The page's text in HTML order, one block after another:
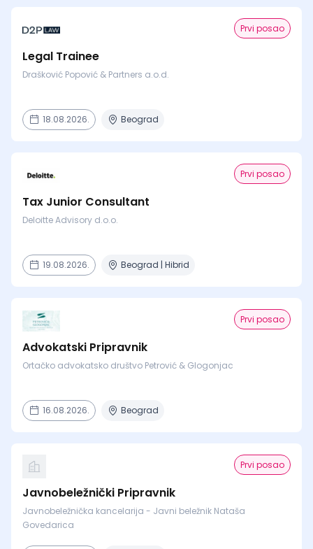
Prvi posao
Legal Trainee
Drašković Popović & Partners a.o.d.
18.08.2026. Beograd
Prvi posao
Tax Junior Consultant
Deloitte Advisory d.o.o.
19.08.2026. Beograd | Hibrid
Prvi posao
Advokatski Pripravnik
Ortačko advokatsko društvo Petrović & Glogonjac
16.08.2026. Beograd
Prvi posao
Javnobeležnički Pripravnik
Javnobeležnička kancelarija - Javni beležnik Nataša
Govedarica